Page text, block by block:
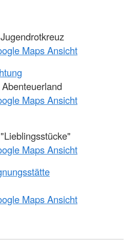
Maps Ansicht
Maps Ansicht
Maps Ansicht
Maps Ansicht